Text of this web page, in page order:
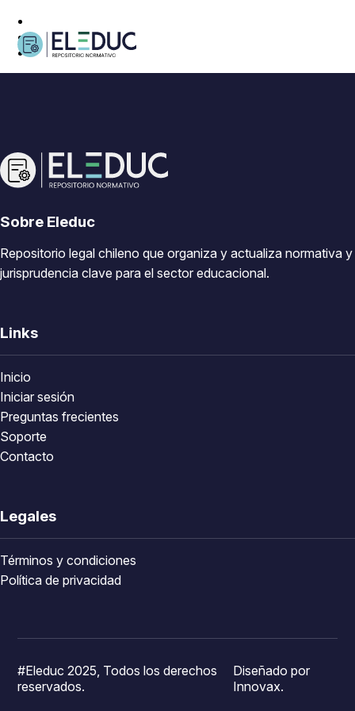
Sobre Eleduc
Repositorio legal chileno que organiza y actualiza normativa y
jurisprudencia clave para el sector educacional.
Links
Inicio
Iniciar sesión
Preguntas frecientes
Soporte
Contacto
Legales
Términos y condiciones
Política de privacidad
#Eleduc 2025, Todos los derechos
reservados.
Diseñado por
Innovax.